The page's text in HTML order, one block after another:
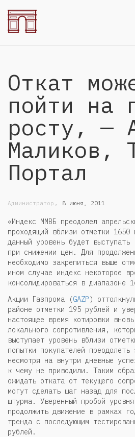
Откат
пойти на
росту, —
Маликов,
Портал
Администратор , 8 июня, 2011
«Индекс ММВБ преодолел
проходящий вблизи отметки 1650
данный уровень будет выступать
при снижении цен. Для
необходимо закрепиться выше
ином случае индекс некоторое
консолидироваться в диапазоне
Акции Газпрома (GAZP)
районе отметки 195 рублей и
настоящее время котировки
локального сопротивления,
выступает уровень вблизи
попытки покупателей преодолеть
несмотря на внутри дневные
к чему не приводили. Таким
ожидать отката от текущего
могут сделать шаг назад для
штурма. Уверенный пробой
продолжить движение в рамках
тренда с последующим
рублей.